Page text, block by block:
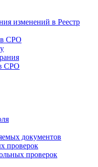
изменений в Реестр
СРО
СРО
документов
проверок
проверок